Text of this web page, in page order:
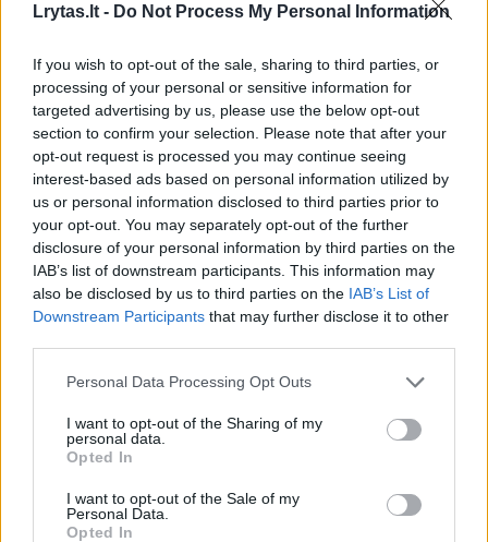
Lrytas.lt - Do Not Process My Personal Information
If you wish to opt-out of the sale, sharing to third parties, or
processing of your personal or sensitive information for
targeted advertising by us, please use the below opt-out
section to confirm your selection. Please note that after your
opt-out request is processed you may continue seeing
interest-based ads based on personal information utilized by
us or personal information disclosed to third parties prior to
your opt-out. You may separately opt-out of the further
disclosure of your personal information by third parties on the
IAB’s list of downstream participants. This information may
also be disclosed by us to third parties on the IAB’s List of
Downstream Participants that may further disclose it to other
Personal Data Processing Opt Outs
I want to opt-out of the Sharing of my
personal data.
Opted In
I want to opt-out of the Sale of my
Personal Data.
Opted In
emocine prasme, darėme daug klaidų, ypač
gynyboje. Bet aš džiaugiuosi savo žaidėjų
parodyta kova. Stengėmės naudoti plačią
rotaciją, pailsinti pastaruoju metu daug
žaidusius pagrindinius žaidėjus.
Susiję straipsniai